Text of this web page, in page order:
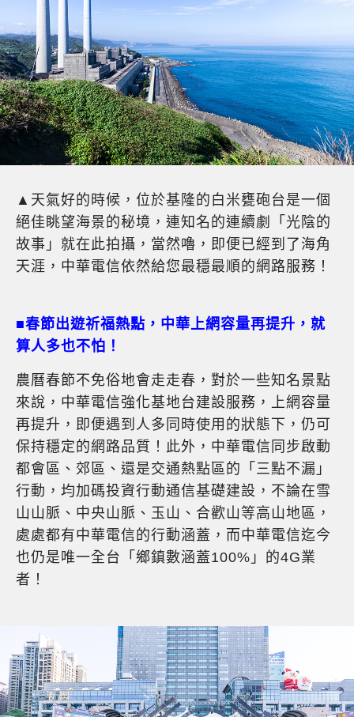
▲天氣好的時候，位於基隆的白米甕砲台是一個
絕佳眺望海景的秘境，連知名的連續劇「光陰的
故事」就在此拍攝，當然嚕，即便已經到了海角
天涯，中華電信依然給您最穩最順的網路服務！
■春節出遊祈福熱點，中華上網容量再提升，就
算人多也不怕！
農曆春節不免俗地會走走春，對於一些知名景點
來說，中華電信強化基地台建設服務，上網容量
再提升，即便遇到人多同時使用的狀態下，仍可
保持穩定的網路品質！此外，中華電信同步啟動
都會區、郊區、還是交通熱點區的「三點不漏」
行動，均加碼投資行動通信基礎建設，不論在雪
山山脈、中央山脈、玉山、合歡山等高山地區，
處處都有中華電信的行動涵蓋，而中華電信迄今
也仍是唯一全台「鄉鎮數涵蓋100%」的4G業
者！